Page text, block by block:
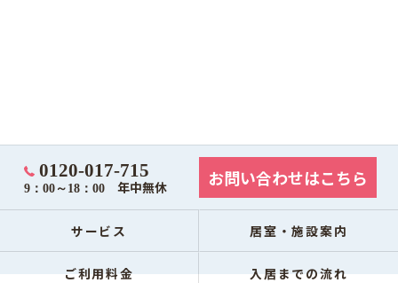
0120-017-715
9：00～18：00 年中無休 お問い合わせはこちら
サービス 居室・施設案内
ご利用料金 入居までの流れ